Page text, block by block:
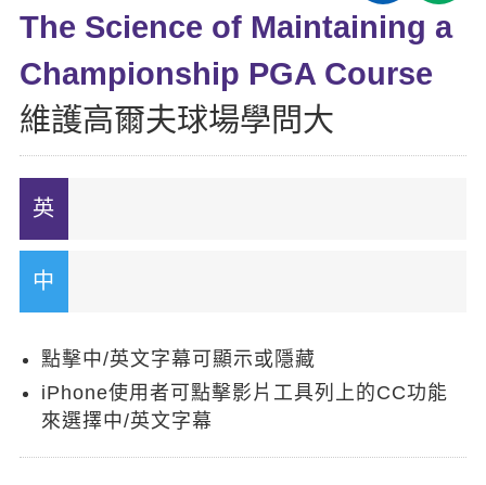
開口溜英文
旅遊英文
基礎字彙
情境閱讀
新聞英文
英語俱樂部
ECAM
Let's Talk
日語
韓語
西班牙語
更多
一對一家教
企業訓練
活動花絮
Recruiting
The Science of Maintaining a
Championship PGA Course
維護高爾夫球場學問大
點擊中/英文字幕可顯示或隱藏
iPhone使用者可點擊影片工具列上的CC功能
來選擇中/英文字幕